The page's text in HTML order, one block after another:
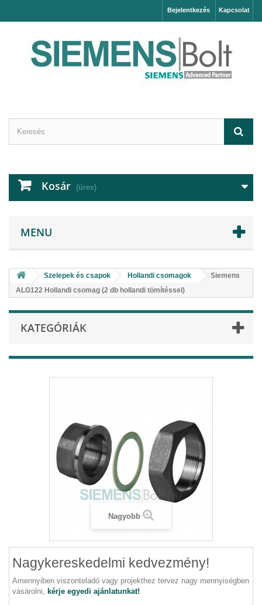
Kapcsolat
Bejelentkezés
Kosár (üres)
MENU
Szelepek és csapok Hollandi csomagok
Siemens
ALG122 Hollandi csomag (2 db hollandi tömítéssel)
KATEGÓRIÁK
Nagyobb
Nagykereskedelmi kedvezmény!
Amennyiben viszonteladó vagy projekthez tervez nagy mennyiségben
vásárolni, kérje egyedi ajánlatunkat!